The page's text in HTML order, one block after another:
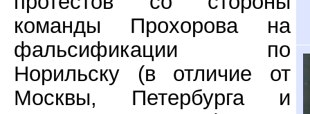
команды Прохорова на
фальсификации по
Норильску (в отличие от
Москвы, Петербурга и